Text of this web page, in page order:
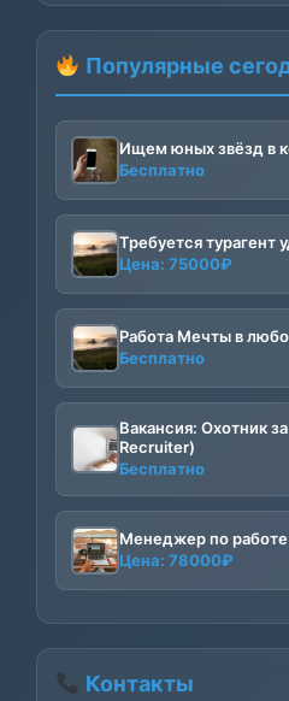
Популярные
Ищем юных звёзд в
Бесплатно
Требуется турагент
Цена: 75000₽
Работа Мечты в
Бесплатно
Вакансия: Охотник
Recruiter)
Бесплатно
Менеджер по работе
Цена: 78000₽
Контакты